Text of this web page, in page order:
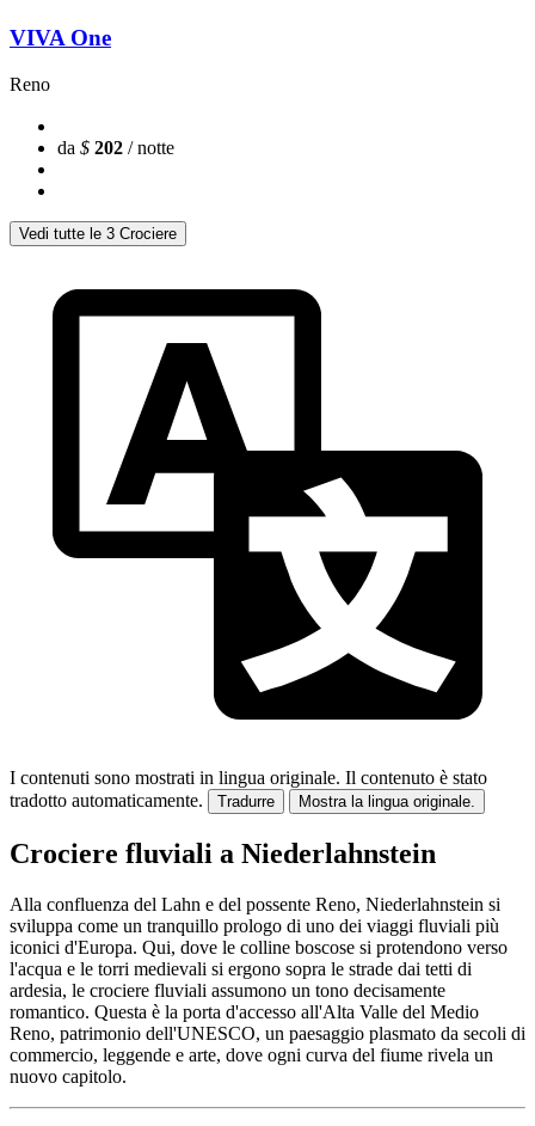
VIVA One
Reno
da $ 202 / notte
Vedi tutte le 3 Crociere
I contenuti sono mostrati in lingua originale. Il contenuto è stato
tradotto automaticamente.
Tradurre Mostra la lingua originale.
Crociere fluviali a Niederlahnstein
Alla confluenza del Lahn e del possente Reno, Niederlahnstein si
sviluppa come un tranquillo prologo di uno dei viaggi fluviali più
iconici d'Europa. Qui, dove le colline boscose si protendono verso
l'acqua e le torri medievali si ergono sopra le strade dai tetti di
ardesia, le crociere fluviali assumono un tono decisamente
romantico. Questa è la porta d'accesso all'Alta Valle del Medio
Reno, patrimonio dell'UNESCO, un paesaggio plasmato da secoli di
commercio, leggende e arte, dove ogni curva del fiume rivela un
nuovo capitolo.